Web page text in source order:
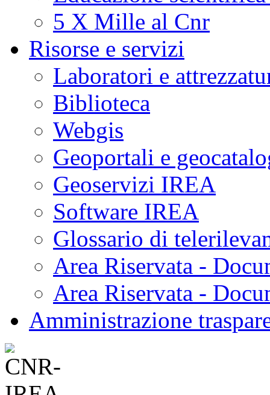
5 X Mille al Cnr
Risorse e servizi
Laboratori e
Biblioteca
Webgis
Geoportali e
Geoservizi IREA
Software IREA
Glossario di
Area Riservata -
Area Riservata -
Amministrazione